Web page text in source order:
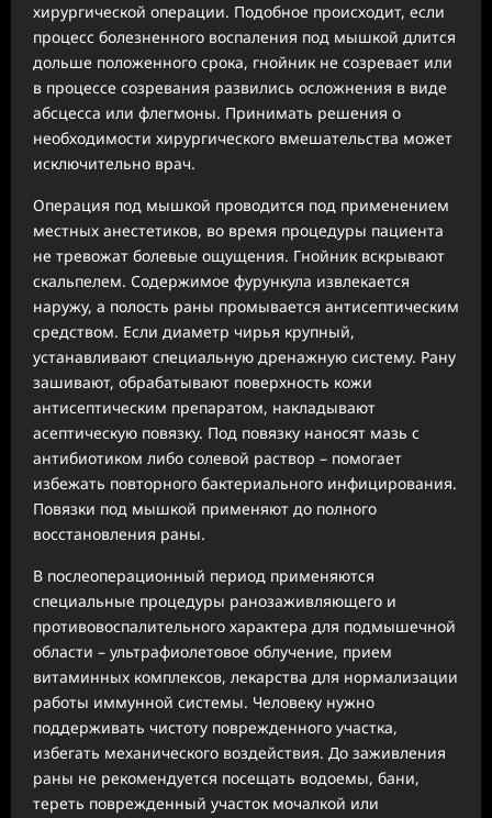
хирургической операции. Подобное происходит, если
процесс болезненного воспаления под мышкой длится
дольше положенного срока, гнойник не созревает или
в процессе созревания развились осложнения в виде
абсцесса или флегмоны. Принимать решения о
необходимости хирургического вмешательства может
исключительно врач.
Операция под мышкой проводится под применением
местных анестетиков, во время процедуры пациента
не тревожат болевые ощущения. Гнойник вскрывают
скальпелем. Содержимое фурункула извлекается
наружу, а полость раны промывается антисептическим
средством. Если диаметр чирья крупный,
устанавливают специальную дренажную систему. Рану
зашивают, обрабатывают поверхность кожи
антисептическим препаратом, накладывают
асептическую повязку. Под повязку наносят мазь с
антибиотиком либо солевой раствор – помогает
избежать повторного бактериального инфицирования.
Повязки под мышкой применяют до полного
восстановления раны.
В послеоперационный период применяются
специальные процедуры ранозаживляющего и
противовоспалительного характера для подмышечной
области – ультрафиолетовое облучение, прием
витаминных комплексов, лекарства для нормализации
работы иммунной системы. Человеку нужно
поддерживать чистоту поврежденного участка,
избегать механического воздействия. До заживления
раны не рекомендуется посещать водоемы, бани,
тереть поврежденный участок мочалкой или